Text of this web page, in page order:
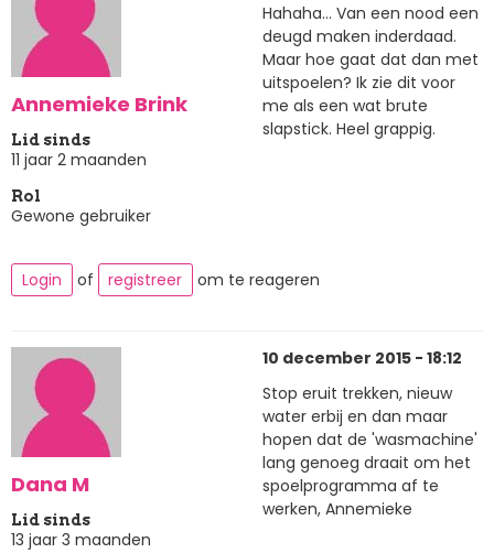
Annemieke Brink
Lid sinds
11 jaar 2 maanden
Rol
Gewone gebruiker
Hahaha... Van een nood een
deugd maken inderdaad.
Maar hoe gaat dat dan met
uitspoelen? Ik zie dit voor
me als een wat brute
slapstick. Heel grappig.
Login of registreer om te reageren
Dana M
Lid sinds
13 jaar 3 maanden
10 december 2015 - 18:12
Stop eruit trekken, nieuw
water erbij en dan maar
hopen dat de 'wasmachine'
lang genoeg draait om het
spoelprogramma af te
werken, Annemieke